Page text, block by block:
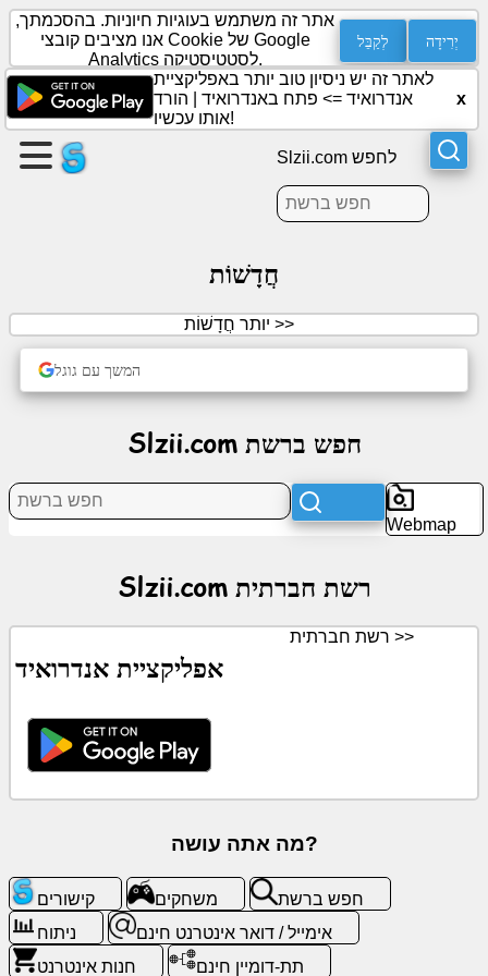
צור
עמוד
צור
הַיוֹם
חברתית
ChatGPT
חפש
ברשת
אתר זה משתמש בעוגיות חיוניות. בהסכמתך,
אנו מציבים קובצי Cookie של Google
Analytics לסטטיסטיקה.
לְקַבֵּל יְרִידָה
לאתר זה יש ניסיון טוב יותר באפליקציית
אנדרואיד => פתח באנדרואיד
הורד
אותו עכשיו!
x
Slzii.com לחפש
חֲדָשׁוֹת
יותר חֲדָשׁוֹת >>
המשך עם גוגל
Slzii.com חפש ברשת
Webmap
Slzii.com רשת חברתית
אפליקציית אנדרואיד
רשת חברתית >>
מה אתה עושה?
קישורים משחקים
חפש ברשת
ניתוח
אימייל / דואר אינטרנט חינם
חנות אינטרנט
תת-דומיין חינם